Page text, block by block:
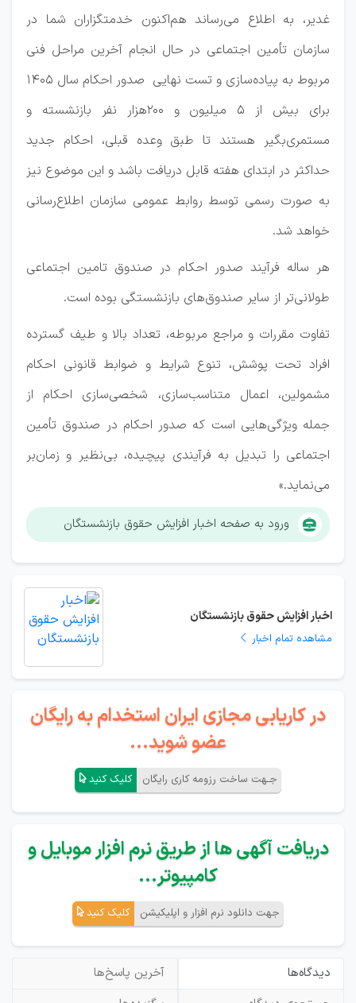
غدیر، به اطلاع می‌رساند هم‌اکنون خدمتگزاران شما در
سازمان تأمین اجتماعی در حال انجام آخرین مراحل فنی
مربوط به پیاده‌سازی و تست‌ نهایی صدور احکام سال ۱۴۰۵
برای بیش از ۵ میلیون و ۲۰۰هزار نفر بازنشسته و
مستمری‌بگیر هستند تا طبق وعده قبلی، احکام جدید
حداکثر در ابتدای هفته قابل دریافت باشد و این موضوع نیز
به صورت رسمی توسط روابط عمومی سازمان اطلاع‌رسانی
خواهد شد.
هر ساله فرآیند صدور احکام در صندوق تامین اجتماعی
طولانی‌تر از سایر صندوق‌های بازنشستگی بوده است.
تفاوت مقررات و مراجع مربوطه، تعداد بالا و طیف گسترده
افراد تحت پوشش، تنوع شرایط و ضوابط قانونی احکام
مشمولین، اعمال متناسب‌سازی، شخصی‌سازی احکام از
جمله ویژگی‌هایی است که صدور احکام در صندوق تأمین
اجتماعی را تبدیل به فرآیندی پیچیده، بی‌نظیر و زمان‌بر
می‌نماید.»
ورود به صفحه اخبار افزایش حقوق بازنشستگان
اخبار افزایش حقوق بازنشستگان
مشاهده تمام اخبار
در کاریابی مجازی ایران استخدام به رایگان
عضو شوید...
جـهت ساخت رزومه کاری رایگان کلیک کنید
دریافت آگهی ها از طریق نرم افزار موبایل و
کامپیوتر...
جهت دانلود نرم افزار و اپلیکیشن کلیک کنید
دیدگاه‌ها
آخرین پاسخ‌ها